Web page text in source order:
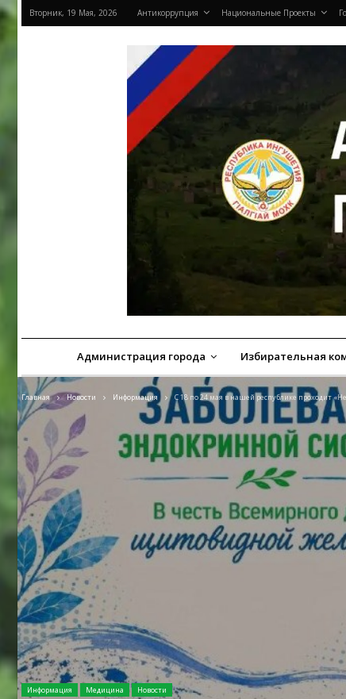
Вторник, 19 Мая, 2026 Антикоррупция Национальные Проекты
Администрация города Избирательная
Главная Новости Информация С 18 по 24 мая в нашей республике проходит
Информация Медицина Новости